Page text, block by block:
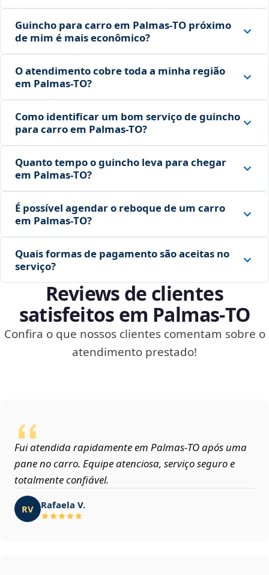
Guincho para carro em Palmas‑TO próximo
de mim é mais econômico?
O atendimento cobre toda a minha região
em Palmas‑TO?
Como identificar um bom serviço de guincho
para carro em Palmas‑TO?
Quanto tempo o guincho leva para chegar
em Palmas‑TO?
É possível agendar o reboque de um carro
em Palmas‑TO?
Quais formas de pagamento são aceitas no
serviço?
Reviews de clientes
satisfeitos em Palmas‑TO
Confira o que nossos clientes comentam sobre o
atendimento prestado!
Fui atendida rapidamente em Palmas‑TO após uma
pane no carro. Equipe atenciosa, serviço seguro e
totalmente confiável.
RV Rafaela V.